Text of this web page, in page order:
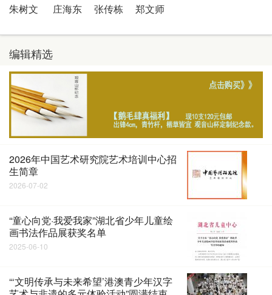
朱树文 庄海东 张传栋 郑文师
编辑精选
2026年中国艺术研究院艺术培训中心招
生简章
2026-07-02
“童心向党·我爱我家”湖北省少年儿童绘
画书法作品展获奖名单
2025-06-10
“‘文明传承与未来希望’港澳青少年汉字